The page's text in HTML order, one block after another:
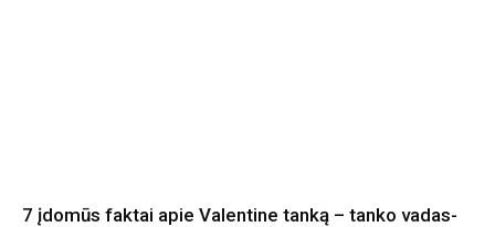
7 įdomūs faktai apie Valentine tanką – tanko vadas-